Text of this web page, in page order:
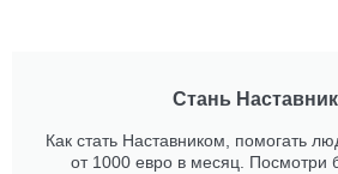
Стань
Как стать Наставником, помогать
от 1000 евро в месяц. Посмотри